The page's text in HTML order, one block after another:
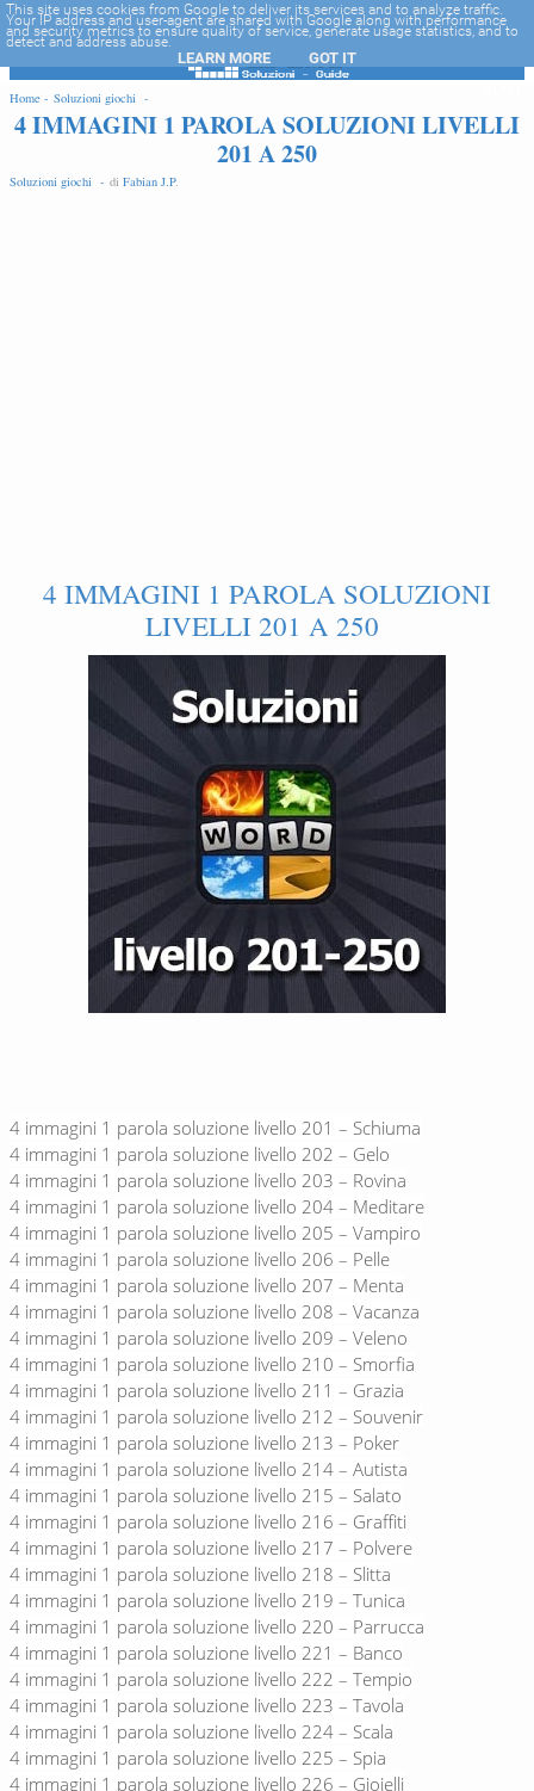
-->
Home - Soluzioni giochi -
4 IMMAGINI 1 PAROLA SOLUZIONI LIVELLI
201 A 250
Soluzioni giochi - di Fabian J.P.
4 IMMAGINI 1 PAROLA SOLUZIONI
LIVELLI 201 A 250
4 immagini 1 parola soluzione livello 201 – Schiuma
4 immagini 1 parola soluzione livello 202 – Gelo
4 immagini 1 parola soluzione livello 203 – Rovina
4 immagini 1 parola soluzione livello 204 – Meditare
4 immagini 1 parola soluzione livello 205 – Vampiro
4 immagini 1 parola soluzione livello 206 – Pelle
4 immagini 1 parola soluzione livello 207 – Menta
4 immagini 1 parola soluzione livello 208 – Vacanza
4 immagini 1 parola soluzione livello 209 – Veleno
4 immagini 1 parola soluzione livello 210 – Smorfia
4 immagini 1 parola soluzione livello 211 – Grazia
4 immagini 1 parola soluzione livello 212 – Souvenir
4 immagini 1 parola soluzione livello 213 – Poker
4 immagini 1 parola soluzione livello 214 – Autista
4 immagini 1 parola soluzione livello 215 – Salato
4 immagini 1 parola soluzione livello 216 – Graffiti
4 immagini 1 parola soluzione livello 217 – Polvere
4 immagini 1 parola soluzione livello 218 – Slitta
4 immagini 1 parola soluzione livello 219 – Tunica
4 immagini 1 parola soluzione livello 220 – Parrucca
4 immagini 1 parola soluzione livello 221 – Banco
4 immagini 1 parola soluzione livello 222 – Tempio
4 immagini 1 parola soluzione livello 223 – Tavola
4 immagini 1 parola soluzione livello 224 – Scala
4 immagini 1 parola soluzione livello 225 – Spia
4 immagini 1 parola soluzione livello 226 – Gioielli
EDIT
This site uses cookies from Google to deliver its services and to analyze traffic.
Your IP address and user-agent are shared with Google along with performance
and security metrics to ensure quality of service, generate usage statistics, and to
detect and address abuse.
LEARN MORE GOT IT